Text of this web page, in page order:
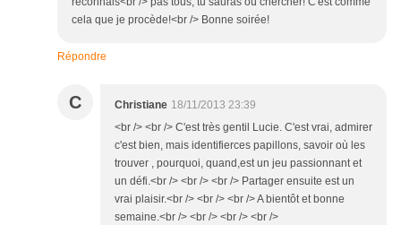
cela que je procède!<br /> Bonne soirée!
Répondre
C Christiane 18/11/2013 23:39
<br /> <br /> C'est très gentil Lucie. C'est vrai, admirer
c'est bien, mais identifierces papillons, savoir où les
trouver , pourquoi, quand,est un jeu passionnant et
un défi.<br /> <br /> <br /> Partager ensuite est un
vrai plaisir.<br /> <br /> <br /> A bientôt et bonne
semaine.<br /> <br /> <br /> <br />